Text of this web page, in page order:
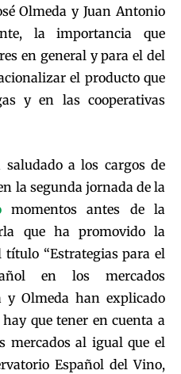
Olmeda y Juan Antonio
la importancia que
en general y para el del
el producto que
y en las cooperativas
a los cargos de
la segunda jornada de la
momentos antes de la
que ha promovido la
“Estrategias para el
en los mercados
y Olmeda han explicado
que tener en cuenta a
mercados al igual que el
Español del Vino,